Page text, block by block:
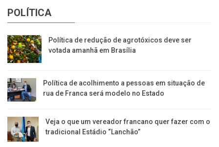
POLÍTICA
Política de redução de agrotóxicos deve ser
votada amanhã em Brasília
Política de acolhimento a pessoas em situação de
rua de Franca será modelo no Estado
Veja o que um vereador francano quer fazer com o
tradicional Estádio “Lanchão”